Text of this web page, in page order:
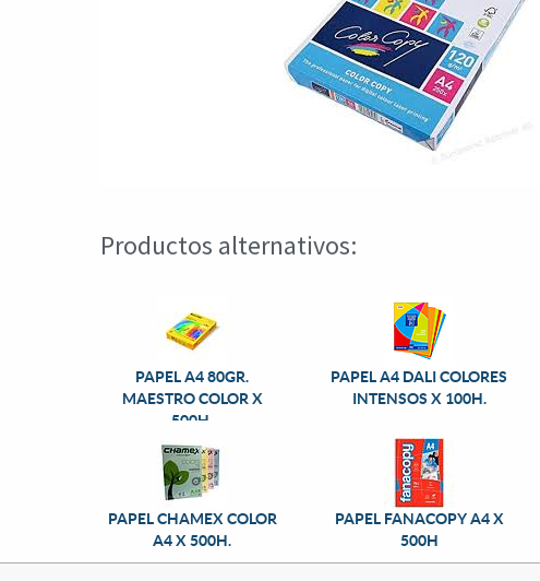
Productos alternativos:
PAPEL A4 80GR.
MAESTRO COLOR X
500H.
PAPEL A4 DALI COLORES
INTENSOS X 100H.
PAPEL CHAMEX COLOR
A4 X 500H.
PAPEL FANACOPY A4 X
500H